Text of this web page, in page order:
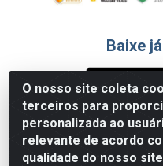
O nosso site coleta
terceiros para
personalizada ao
relevante de acordo
qualidade do nosso
Baixe
Formas